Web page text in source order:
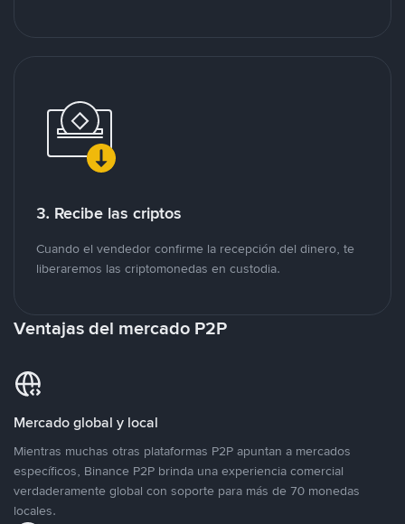
3. Recibe las criptos
Cuando el vendedor confirme la recepción del dinero, te
liberaremos las criptomonedas en custodia.
Ventajas del mercado P2P
Mercado global y local
Mientras muchas otras plataformas P2P apuntan a mercados
específicos, Binance P2P brinda una experiencia comercial
verdaderamente global con soporte para más de 70 monedas
locales.